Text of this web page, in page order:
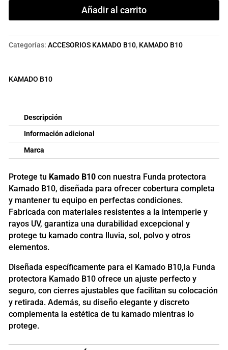
Añadir al carrito
Categorías: ACCESORIOS KAMADO B10, KAMADO B10
KAMADO B10
Descripción
Información adicional
Marca
Protege tu Kamado B10con nuestra Funda protectora
Kamado B10, diseñada para ofrecer cobertura completa
y mantener tu equipo en perfectas condiciones.
Fabricada con materiales resistentes a la intemperie y
rayos UV, garantiza una durabilidad excepcional y
protege tu kamado contra lluvia, sol, polvo y otros
elementos.
Diseñada específicamente para el Kamado B10,la Funda
protectora Kamado B10 ofrece un ajuste perfecto y
seguro, con cierres ajustables que facilitan su colocación
y retirada. Además, su diseño elegante y discreto
complementa la estética de tu kamado mientras lo
protege.